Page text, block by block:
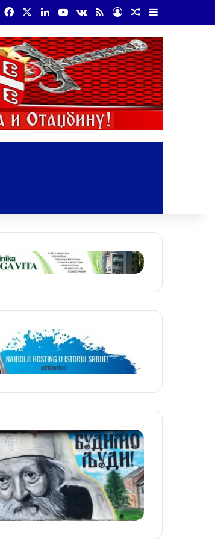
FacebookLinkedInYouTube
vk.com
RSS Log InRandom Article